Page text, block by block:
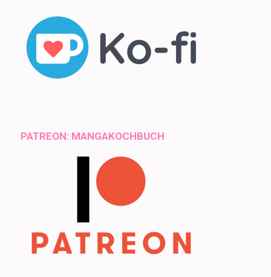
PATREON: MANGAKOCHBUCH